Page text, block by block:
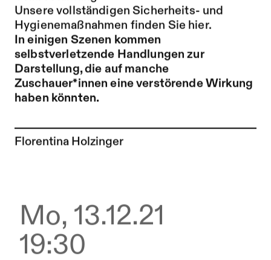
Unsere vollständigen Sicherheits- und
Hygienemaßnahmen finden Sie hier.
In einigen Szenen kommen
selbstverletzende Handlungen zur
Darstellung, die auf manche
Zuschauer*innen eine verstörende Wirkung
haben könnten.
Zur Künstler*in-Seite von
Florentina Holzinger
Mo, 13.12.21
19:30